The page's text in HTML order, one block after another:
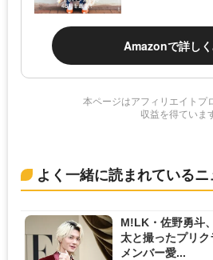
Amazonで詳し
本ページはアフィリエイトプ
収益を得ていま
よく一緒に読まれているニ
M!LK・佐野勇斗
太と撮ったプリ
メンバー愛...